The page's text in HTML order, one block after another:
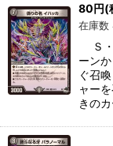
80 円(
在庫数
Ｓ・
ーン
ぐ召
ャー
きの